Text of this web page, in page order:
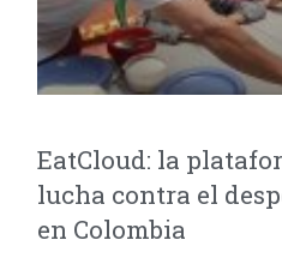
EatCloud: la
lucha contra el
en Colombia